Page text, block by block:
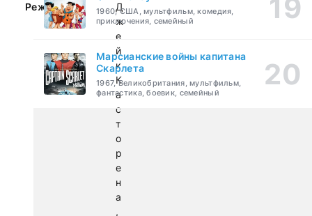
Режиссер:
Д
ж
е
й
к
К
а
с
т
о
р
е
н
а
,
1960, США, мультфильм, комедия,
приключения, семейный
Марсианские войны капитана
Скарлета
1967, Великобритания, мультфильм,
фантастика, боевик, семейный